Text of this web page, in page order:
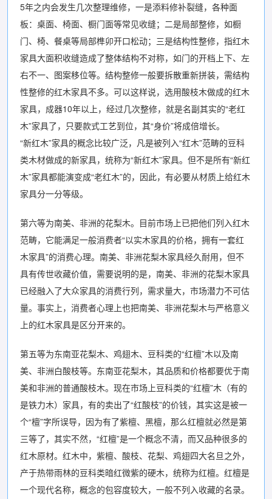
5年之内会发生几次整理维修，一是添料修补裂缝，各种面
板：桌面、椅面、橱门面等常见收缝；二是局部整修，如橱
门、椅、餐桌等局部榫卯开口松动；三是结构性整修，指红木
家具大面积收缝造成了整体结构不对称，如门的开档上下、左
右不一、图案移位等。结构整修一般要拆散重新拼装，需结构
性整修的红木家具不多。可以这样说，选用酸枝木做成的红木
家具，成器10年以上，经过几次整修，就是名副其实的“老红
木”家具了，只要款式工艺到位，其“身价”将成倍增长。
“新红木”家具的概念比较广泛，凡是被列入“红木”范畴的豆科
类木材做成的新家具，统称为“新红木”家具。但不是所有“新红
木”家具都能演变成“老红木”的，因此，有必要从材质上给红木
家具分一分等级。
第六等为南美、非洲的花梨木。目前市场上已把他们列入红木
范畴，它能满足一般消费者“以实木家具的价格，拥有一套红
木家具”的消费心理。南美、非洲花梨木家具经久耐用，但不
具有传世收藏价值，需要说明的是，南美、非洲的花梨木家具
已经融入了大众家具的消费行列，需求量大，市场潜力不可估
量。事实上，消费者心理上也把南美、非洲花梨木与严格意义
上的红木家具是区分开来的。
第五等为东南亚花梨木、鸡翅木、豆科类的“红檀”木以及南
美、非洲白酸枝等。东南亚花梨木，其品质和价格都要优于南
美和非洲的普通酸枝木。现在市场上豆科类的“红檀”木（有的
是铁力木）家具，有的卖出了“红酸枝”的价钱，其实这是被一
个“檀”字所误导，因为有了紫檀、黑檀，那么红檀就必然是第
三等了，其实不然，“红檀”是一个概念不清，而又品种很多的
红木原材。红木中，紫檀、酸枝、花梨、鸡翅四大名旦之外，
产于热带雨林的豆科类暗红微紫的硬木，统称为红檀。红檀是
一个现代名称，概念的包容度较大，一般不列入收藏的名录。